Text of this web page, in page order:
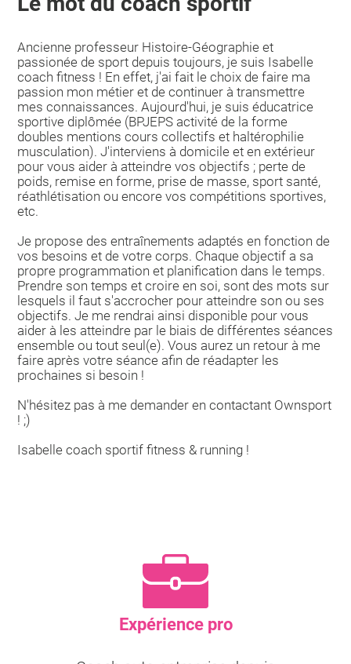
Ancienne professeur Histoire-Géographie et
passionée de sport depuis toujours, je suis Isabelle
coach fitness ! En effet, j'ai fait le choix de faire ma
passion mon métier et de continuer à transmettre
mes connaissances. Aujourd'hui, je suis éducatrice
sportive diplômée (BPJEPS activité de la forme
doubles mentions cours collectifs et haltérophilie
musculation). J'interviens à domicile et en extérieur
pour vous aider à atteindre vos objectifs ; perte de
poids, remise en forme, prise de masse, sport santé,
réathlétisation ou encore vos compétitions sportives,
etc.
Je propose des entraînements adaptés en fonction de
vos besoins et de votre corps. Chaque objectif a sa
propre programmation et planification dans le temps.
Prendre son temps et croire en soi, sont des mots sur
lesquels il faut s'accrocher pour atteindre son ou ses
objectifs. Je me rendrai ainsi disponible pour vous
aider à les atteindre par le biais de différentes séances
ensemble ou tout seul(e). Vous aurez un retour à me
faire après votre séance afin de réadapter les
prochaines si besoin !
N'hésitez pas à me demander en contactant Ownsport
! ;)
Isabelle coach sportif fitness & running !
Expérience pro